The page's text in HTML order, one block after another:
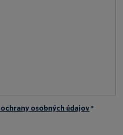
ochrany osobných údajov *